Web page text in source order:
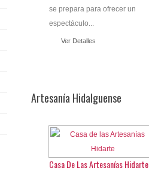
se prepara para ofrecer un
espectáculo...
Ver Detalles
Artesanía Hidalguense
Casa De Las Artesanías Hidarte